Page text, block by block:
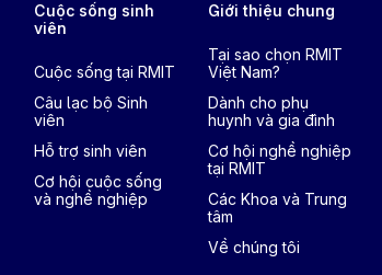
Cuộc sống sinh
viên
Cuộc sống tại RMIT
Câu lạc bộ Sinh
viên
Hỗ trợ sinh viên
Cơ hội cuộc sống
và nghề nghiệp
Giới thiệu chung
Tại sao chọn RMIT
Việt Nam?
Dành cho phụ
huynh và gia đình
Cơ hội nghề nghiệp
tại RMIT
Các Khoa và Trung
tâm
Về chúng tôi